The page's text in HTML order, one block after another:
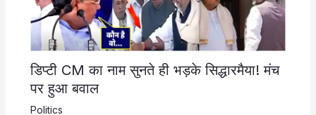
डिप्टी CM का नाम सुनते ही भड़के सिद्धारमैया! मंच
पर हुआ बवाल
Politics